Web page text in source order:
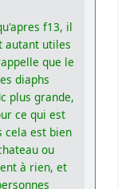
f13, il
autant utiles
que le
diaphs
plus grande,
ce qui est
cela est bien
ou
à rien, et